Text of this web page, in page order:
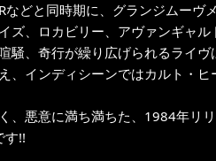
などと同時期に、グランジムーヴ
ズ、ロカビリー、アヴァンギャ
騒、奇行が繰り広げられるライヴ
、インディシーンではカルト・
、悪意に満ち満ちた、1984年リ
す!!